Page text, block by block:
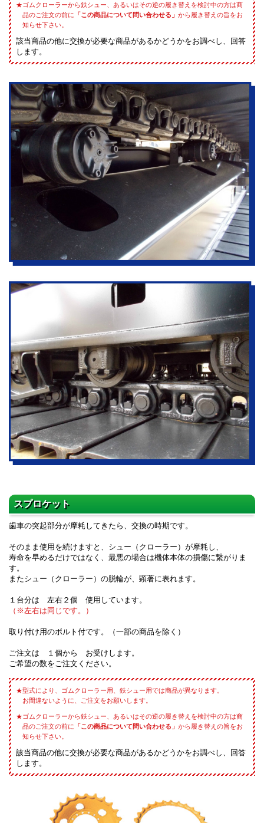
ゴムクローラーから鉄シュー、あるいはその逆の履き替えを検討中の方は商
品のご注文の前に 「この商品について問い合わせる」から履き替えの旨をお
知らせ下さい。
該当商品の他に交換が必要な商品があるかどうかをお調べし、回答
します。
スプロケット
歯車の突起部分が摩耗してきたら、交換の時期です。
そのまま使用を続けますと、シュー（クローラー）が摩耗し、
寿命を早めるだけではなく、最悪の場合は機体本体の損傷に繋がりま
す。
またシュー（クローラー）の脱輪が、顕著に表れます。
１台分は 左右２個 使用しています。
（※左右は同じです。）
取り付け用のボルト付です。（一部の商品を除く）
ご注文は １個から お受けします。
ご希望の数をご注文ください。
型式により、ゴムクローラー用、鉄シュー用では商品が異なります。
お間違ないように、ご注文をお願いします。
ゴムクローラーから鉄シュー、あるいはその逆の履き替えを検討中の方は商
品のご注文の前に 「この商品について問い合わせる」から履き替えの旨をお
知らせ下さい。
該当商品の他に交換が必要な商品があるかどうかをお調べし、回答
します。